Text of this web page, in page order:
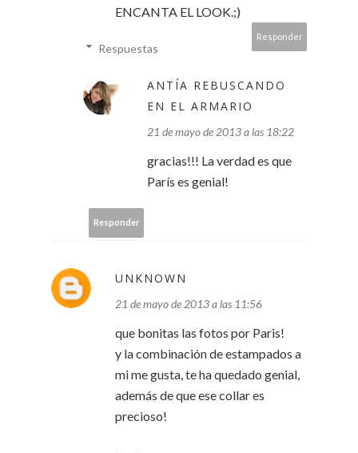
ENCANTA EL LOOK.;)
Responder
Respuestas
ANTÍA REBUSCANDO
EN EL ARMARIO
21 de mayo de 2013 a las 18:22
gracias!!! La verdad es que
París es genial!
Responder
UNKNOWN
21 de mayo de 2013 a las 11:56
que bonitas las fotos por Paris!
y la combinación de estampados a
mi me gusta, te ha quedado genial,
además de que ese collar es
precioso!